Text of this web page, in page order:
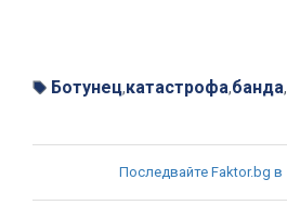
Ботунец,катастрофа,банда,
Последвайте Faktor.bg в